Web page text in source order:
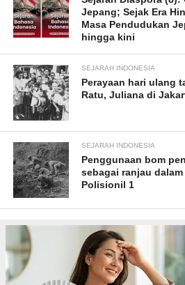
Jepang; Sejak Era
Masa Pendudukan
hingga kini
SEJARAH INDONESIA
Perayaan hari ulang
Ratu, Juliana di
SEJARAH INDONESIA
Penggunaan bom
sebagai ranjau
Polisionil 1